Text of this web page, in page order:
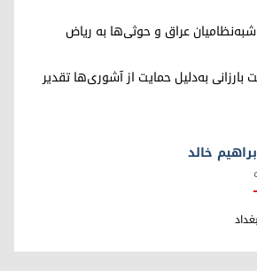
عراق و حوثی‌ها به ریاض
بارزانی به‌دلیل حمایت از آشوری‌ها تقدیر
خالد